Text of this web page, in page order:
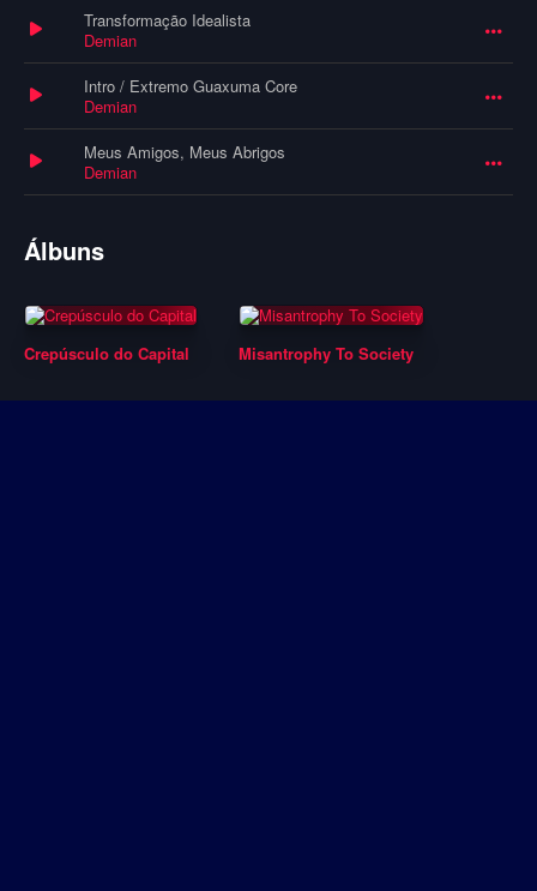
Transformação Idealista
Demian
Intro / Extremo Guaxuma Core
Demian
Meus Amigos, Meus Abrigos
Demian
Álbuns
Crepúsculo do Capital Misantrophy To Society